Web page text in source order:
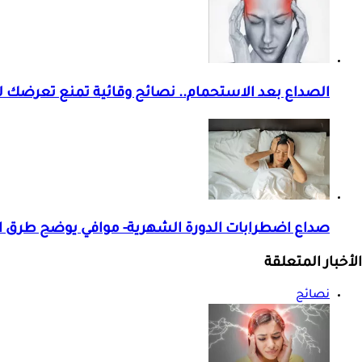
الصداع بعد الاستحمام.. نصائح وقائية تمنع تعرضك
صداع اضطرابات الدورة الشهرية- موافي يوضح طرق
الأخبار المتعلقة
نصائح